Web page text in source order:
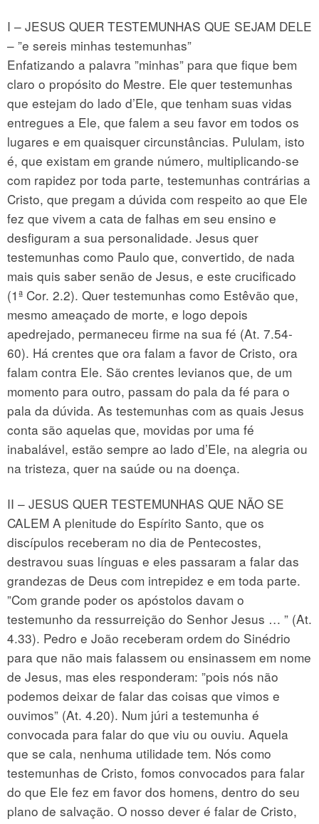
I – JESUS QUER TESTEMUNHAS QUE SEJAM DELE
– ”e sereis minhas testemunhas”
Enfatizando a palavra ”minhas” para que fique bem
claro o propósito do Mestre. Ele quer testemunhas
que estejam do lado d’Ele, que tenham suas vidas
entregues a Ele, que falem a seu favor em todos os
lugares e em quaisquer circunstâncias. Pululam, isto
é, que existam em grande número, multiplicando-se
com rapidez por toda parte, testemunhas contrárias a
Cristo, que pregam a dúvida com respeito ao que Ele
fez que vivem a cata de falhas em seu ensino e
desfiguram a sua personalidade. Jesus quer
testemunhas como Paulo que, convertido, de nada
mais quis saber senão de Jesus, e este crucificado
(1ª Cor. 2.2). Quer testemunhas como Estêvão que,
mesmo ameaçado de morte, e logo depois
apedrejado, permaneceu firme na sua fé (At. 7.54-
60). Há crentes que ora falam a favor de Cristo, ora
falam contra Ele. São crentes levianos que, de um
momento para outro, passam do pala da fé para o
pala da dúvida. As testemunhas com as quais Jesus
conta são aquelas que, movidas por uma fé
inabalável, estão sempre ao lado d’Ele, na alegria ou
na tristeza, quer na saúde ou na doença.
II – JESUS QUER TESTEMUNHAS QUE NÃO SE
CALEM A plenitude do Espírito Santo, que os
discípulos receberam no dia de Pentecostes,
destravou suas línguas e eles passaram a falar das
grandezas de Deus com intrepidez e em toda parte.
”Com grande poder os apóstolos davam o
testemunho da ressurreição do Senhor Jesus … ” (At.
4.33). Pedro e João receberam ordem do Sinédrio
para que não mais falassem ou ensinassem em nome
de Jesus, mas eles responderam: ”pois nós não
podemos deixar de falar das coisas que vimos e
ouvimos” (At. 4.20). Num júri a testemunha é
convocada para falar do que viu ou ouviu. Aquela
que se cala, nenhuma utilidade tem. Nós como
testemunhas de Cristo, fomos convocados para falar
do que Ele fez em favor dos homens, dentro do seu
plano de salvação. O nosso dever é falar de Cristo,